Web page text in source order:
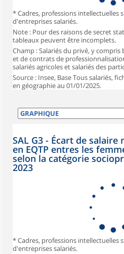
* Cadres, professions intellectuelles
d'entreprises salariés.
Note : Pour des raisons de secret
tableaux peuvent être incomplets.
Champ : Salariés du privé, y
et de contrats de
salariés agricoles et salariés des
Source : Insee, Base Tous salariés,
en géographie au 01/01/2025.
SAL G3 - Écart de
en EQTP entres les
selon la catégorie
2023
* Cadres, professions intellectuelles
d'entreprises salariés.